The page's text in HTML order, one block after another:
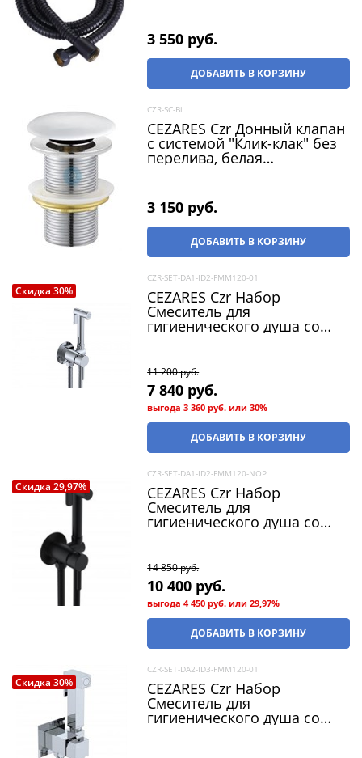
3 550 руб.
ДОБАВИТЬ В КОРЗИНУ
CZR-SC-Bi
CEZARES Czr Донный клапан
с системой "Клик-клак" без
перелива, белая
3 150 руб.
ДОБАВИТЬ В КОРЗИНУ
Скидка 30%
CZR-SET-DA1-ID2-FMM120-01
CEZARES Czr Набор
Смеситель для
гигиенического душа со
гигиенический, цвет хром
11 200 руб.
7 840 руб.
выгода3 360 руб. или30%
ДОБАВИТЬ В КОРЗИНУ
Скидка 29,97%
CZR-SET-DA1-ID2-FMM120-NOP
CEZARES Czr Набор
Смеситель для
гигиенического душа со
гигиенический, цвет
черный матовый
14 850 руб.
10 400 руб.
выгода4 450 руб. или29,97%
ДОБАВИТЬ В КОРЗИНУ
Скидка 30%
CZR-SET-DA2-ID3-FMM120-01
CEZARES Czr Набор
Смеситель для
гигиенического душа со